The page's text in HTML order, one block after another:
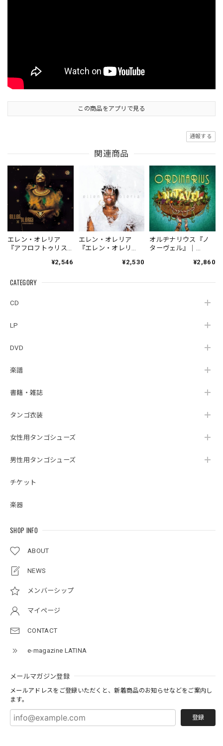
CATEGORY
CD
LP
DVD
楽譜
書籍・雑誌
タンゴ衣装
女性用タンゴシューズ
男性用タンゴシューズ
チケット
楽器
SHOP INFO
ABOUT
NEWS
メンバーシップ
マイページ
CONTACT
e-magazine LATINA
メールマガジン登録
メールアドレスをご登録いただくと、新着商品のお知らせなどをご案内し
ます。
登録
この商品をアプリで見る
通報する
関連商品
エレン・オレリア
『アフロフトゥリス
OLERIA『AFROFUTU
7002）_TLNBR_
¥2,546
エレン・オレリア
『エレン・オレリ
OLERIA『ELLEN
3734782）_TLNBR_
¥2,530
オルヂナリウス『ノ
ターヴェル』｜
VEL』（RB-045）¥2,860